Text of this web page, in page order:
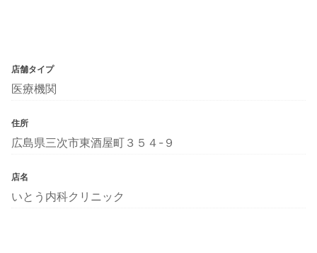
店舗タイプ
医療機関
住所
広島県三次市東酒屋町３５４-９
店名
いとう内科クリニック